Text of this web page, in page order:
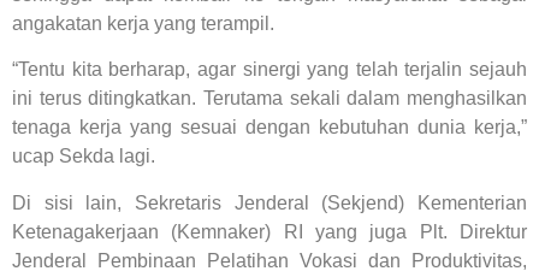
angakatan kerja yang terampil.
“Tentu kita berharap, agar sinergi yang telah terjalin sejauh
ini terus ditingkatkan. Terutama sekali dalam menghasilkan
tenaga kerja yang sesuai dengan kebutuhan dunia kerja,”
ucap Sekda lagi.
Di sisi lain, Sekretaris Jenderal (Sekjend) Kementerian
Ketenagakerjaan (Kemnaker) RI yang juga Plt. Direktur
Jenderal Pembinaan Pelatihan Vokasi dan Produktivitas,